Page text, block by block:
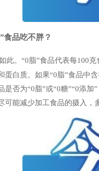
食品吃不胖？
此。“0脂”食品代表每100
蛋白质。如果“0脂”食品中
是否为“0脂”或“0糖”“0添
可能减少加工食品的摄入，